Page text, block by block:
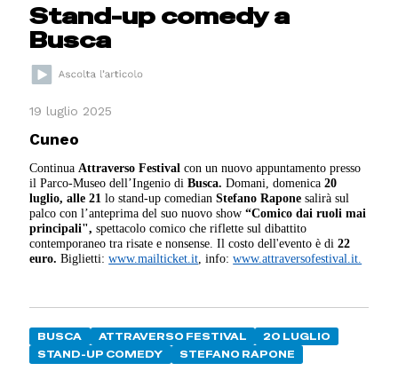
Stand-up comedy a
Busca
19 luglio 2025
Cuneo
Continua Attraverso Festival con un nuovo appuntamento presso
il Parco-Museo dell’Ingenio diBusca. Domani, domenica20
luglio, alle 21 lo stand-up comedianStefano Rapone salirà sul
palco con l’anteprima del suo nuovo show“Comico dai ruoli mai
principali",spettacolo comico che riflette sul dibattito
contemporaneo tra risate e nonsense. Il costo dell'evento è di22
euro. Biglietti:www.mailticket.it , info:www.attraversofestival.it.
BUSCA ATTRAVERSO FESTIVAL
20 LUGLIO
STAND-UP COMEDY
STEFANO RAPONE